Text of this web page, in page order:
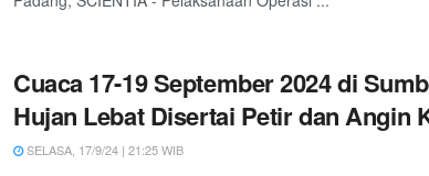
Cuaca 17-19 September 2024 di
Hujan Lebat Disertai Petir dan Angin
SELASA, 17/9/24 | 21:25 WIB